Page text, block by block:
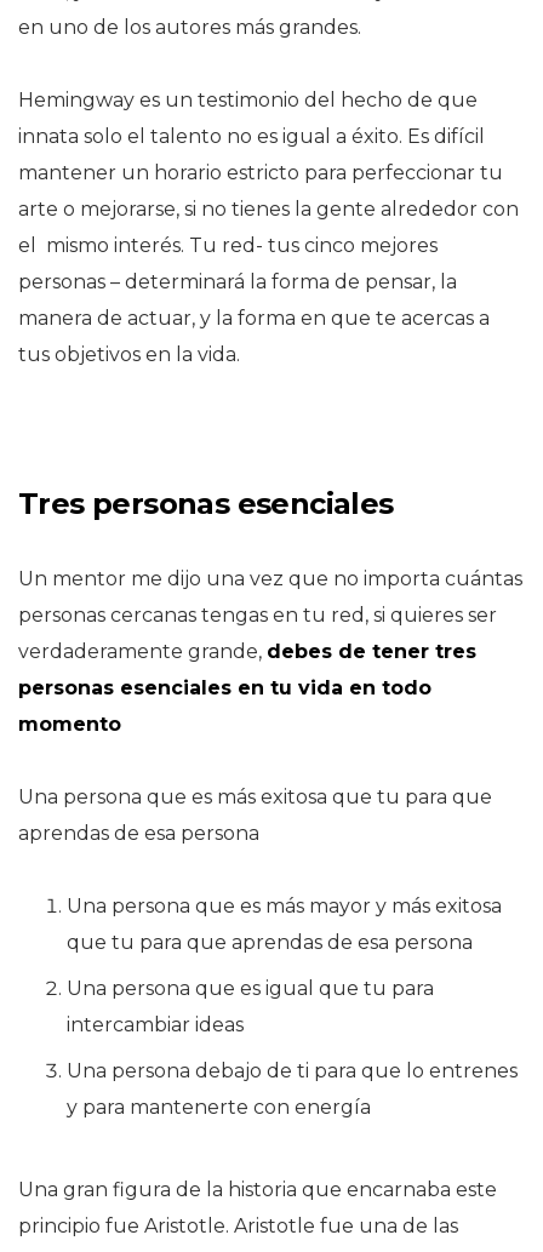
en uno de los autores más grandes.
Hemingway es un testimonio del hecho de que
innata solo el talento no es igual a éxito. Es difícil
mantener un horario estricto para perfeccionar tu
arte o mejorarse, si no tienes la gente alrededor con
el mismo interés. Tu red- tus cinco mejores
personas – determinará la forma de pensar, la
manera de actuar, y la forma en que te acercas a
tus objetivos en la vida.
Tres personas esenciales
Un mentor me dijo una vez que no importa cuántas
personas cercanas tengas en tu red, si quieres ser
verdaderamente grande, debes de tener tres
personas esenciales en tu vida en todo
momento
Una persona que es más exitosa que tu para que
aprendas de esa persona
Una persona que es más mayor y más exitosa
que tu para que aprendas de esa persona
Una persona que es igual que tu para
intercambiar ideas
Una persona debajo de ti para que lo entrenes
y para mantenerte con energía
Una gran figura de la historia que encarnaba este
principio fue Aristotle. Aristotle fue una de las